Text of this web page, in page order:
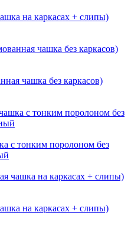
на каркасах + слипы)
чашка без каркасов)
с тонким поролоном без
на каркасах + слипы)